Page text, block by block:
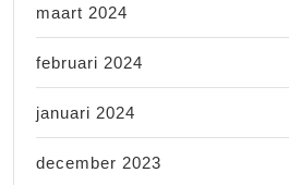
maart 2024
februari 2024
januari 2024
december 2023